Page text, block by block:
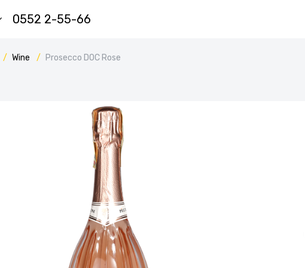
0552 2-55-66
Wine Prosecco DOC Rose